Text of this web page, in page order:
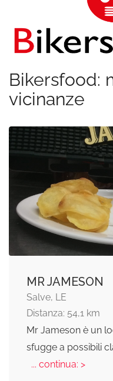
Bikersfood:
vicinanze
MR JAMESON
Salve, LE
Distanza: 54,1 km
Mr Jameson è un
sfugge a possibili
... continua: >